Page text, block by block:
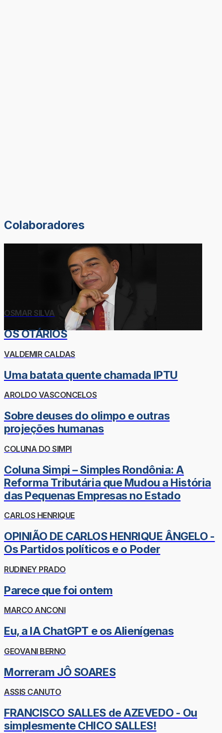
Colaboradores
OSMAR SILVA
OS OTÁRIOS
VALDEMIR CALDAS
Uma batata quente chamada IPTU
AROLDO VASCONCELOS
Sobre deuses do olimpo e outras
projeções humanas
COLUNA DO SIMPI
Coluna Simpi – Simples Rondônia: A
Reforma Tributária que Mudou a História
das Pequenas Empresas no Estado
CARLOS HENRIQUE
OPINIÃO DE CARLOS HENRIQUE ÂNGELO -
Os Partidos políticos e o Poder
RUDINEY PRADO
Parece que foi ontem
MARCO ANCONI
Eu, a IA ChatGPT e os Alienígenas
GEOVANI BERNO
Morreram JÔ SOARES
ASSIS CANUTO
FRANCISCO SALLES de AZEVEDO - Ou
simplesmente CHICO SALLES!